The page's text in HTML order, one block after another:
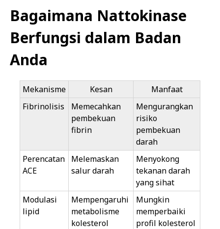
Bagaimana Nattokinase
Berfungsi dalam Badan
Anda
Mekanisme Kesan
Manfaat
Fibrinolisis
Memecahkan
pembekuan
fibrin
Mengurangkan
risiko
pembekuan
darah
Perencatan
ACE
Melemaskan
salur darah
Menyokong
tekanan darah
yang sihat
Modulasi
lipid
Mempengaruhi
metabolisme
kolesterol
Mungkin
memperbaiki
profil kolesterol